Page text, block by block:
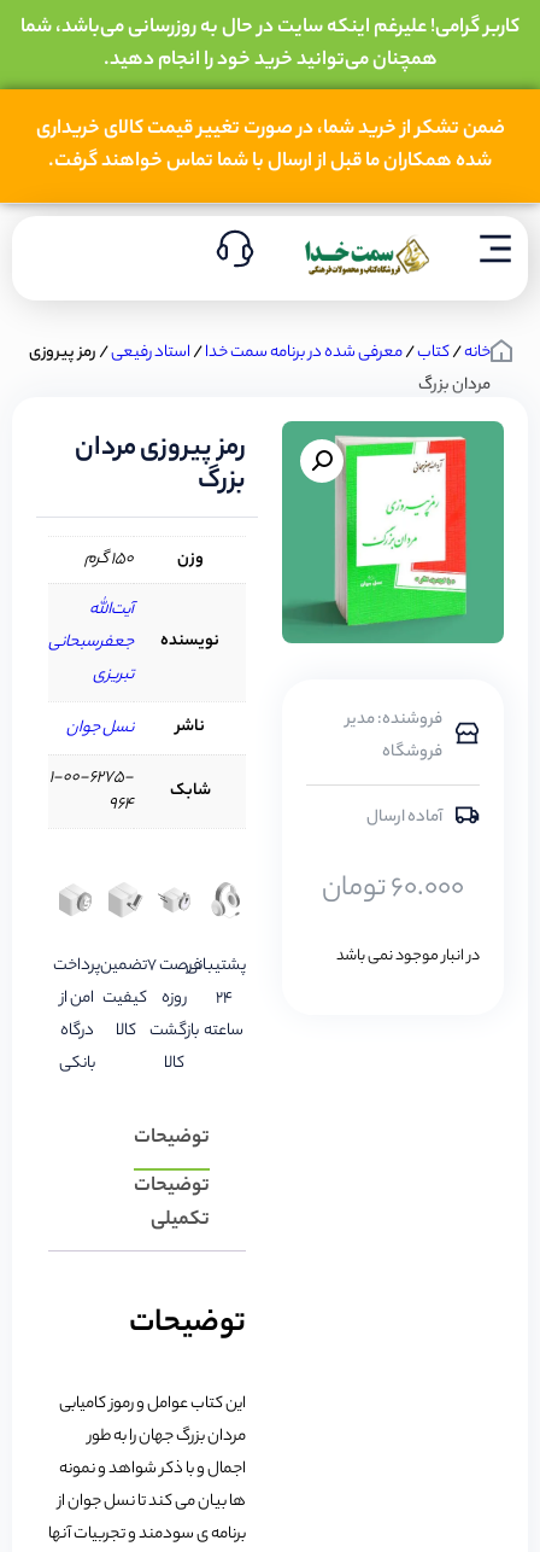
کاربر گرامی! علیرغم اینکه سایت در حال به روزرسانی می‌باشد، شما
همچنان می‌توانید خرید خود را انجام دهید.
ضمن تشکر از خرید شما، در صورت تغییر قیمت کالای خریداری
شده همکاران ما قبل از ارسال با شما تماس خواهند گرفت.
خانه/کتاب/معرفی شده در برنامه سمت خدا/استاد رفیعی/ رمز پیروزی
مردان بزرگ
فروشنده: مدیر
فروشگاه
آماده ارسال
60.000تومان
در انبار موجود نمی باشد
رمز پیروزی مردان
بزرگ
وزن 150 گرم
نویسنده
آیت‌الله
جعفرسبحانی
تبریزی
ناشر
نسل جوان
شابک
1-00-6275-
964
پشتیبانی
24
ساعته
فرصت 7
روزه
بازگشت
کالا
تضمین
کیفیت
کالا
پرداخت
امن از
درگاه
بانکی
توضیحات
توضیحات
تکمیلی
توضیحات
این کتاب عوامل و رموز کامیابی
مردان بزرگ جهان را به طور
اجمال و با ذکر شواهد و نمونه
ها بیان می کند تا نسل جوان از
برنامه ی سودمند و تجربیات آنها